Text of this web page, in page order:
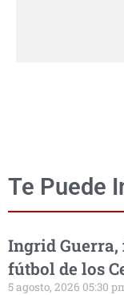
Te Puede
Ingrid Guerra,
fútbol de los
5 agosto, 2026 05:30